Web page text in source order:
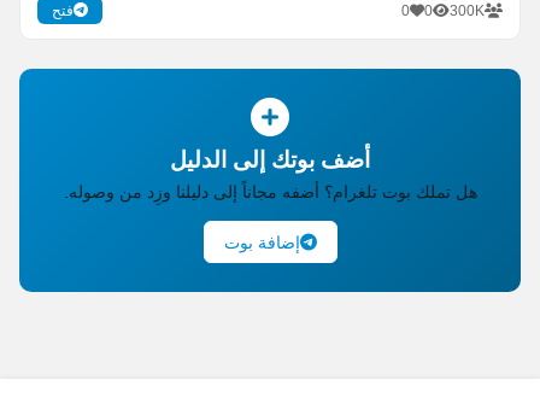
300K
0
0 فتح
أضف بوتك إلى الدليل
هل تملك بوت تلغرام؟ أضفه مجاناً إلى دليلنا وزِد من وصوله.
إضافة بوت